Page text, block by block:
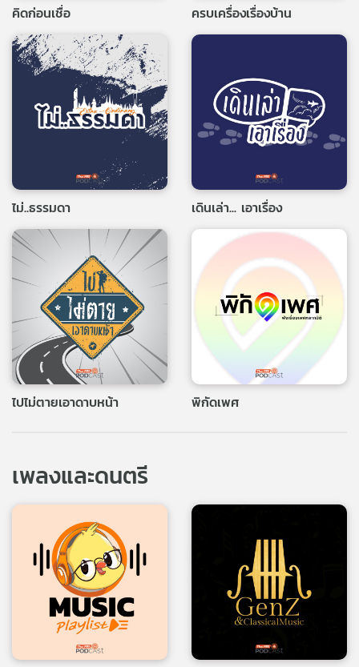
คิดก่อนเชื่อ ครบเครื่องเรื่องบ้าน
ไม่..ธรรมดา เดินเล่า... เอาเรื่อง
ไปไม่ตายเอาดาบหน้า พิกัดเพศ
เพลงและดนตรี